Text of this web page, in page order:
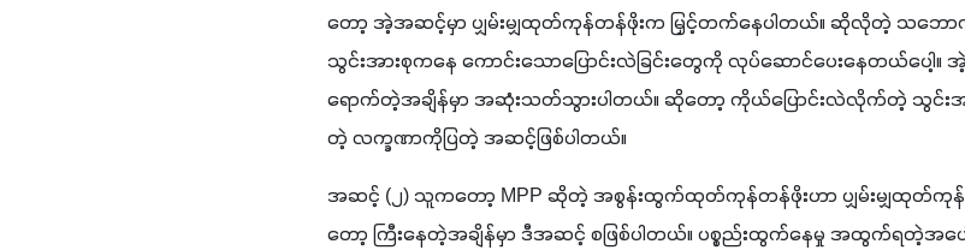
တော့ အဲ့အဆင့်မှာ ပျှမ်းမျှထုတ်ကုန်တန်ဖိုးက မြှင့်တက်နေပါတယ်။ ဆိုလိုတဲ့ သဘ
သွင်းအားစုကနေ ကောင်းသောပြောင်းလဲခြင်းတွေကို လုပ်ဆောင်ပေးနေတယ်ပေ
ရောက်တဲ့အချိန်မှာ အဆုံးသတ်သွားပါတယ်။ ဆိုတော့ ကိုယ်ပြောင်းလဲလိုက်တဲ့ သွင်းအ
တဲ့ လက္ခဏာကိုပြတဲ့ အဆင့်ဖြစ်ပါတယ်။
အဆင့် (၂) သူကတော့ MPP ဆိုတဲ့ အစွန်းထွက်ထုတ်ကုန်တန်ဖိုးဟာ ပျှမ်းမျှထုတ်ကု
တော့ ကြီးနေတဲ့အချိန်မှာ ဒီအဆင့် စဖြစ်ပါတယ်။ ပစ္စည်းထွက်နေမှု အထွက်ရတဲ့အပ